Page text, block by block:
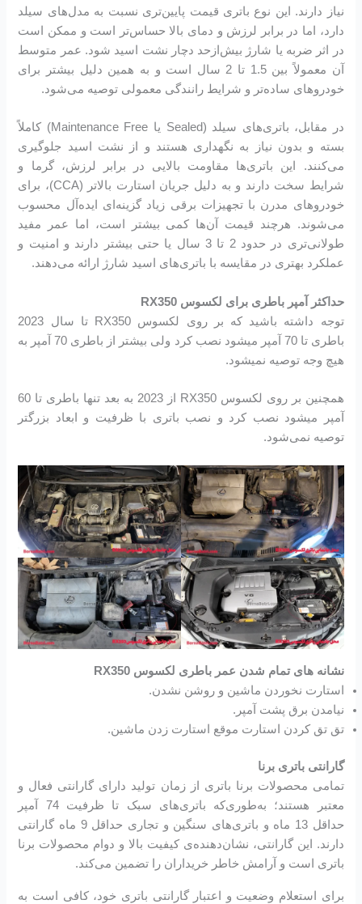
نیاز دارند. این نوع باتری قیمت پایین‌تری نسبت به مدل‌های سیلد
دارد، اما در برابر لرزش و دمای بالا حساس‌تر است و ممکن است
در اثر ضربه یا شارژ بیش‌ازحد دچار نشت اسید شود. عمر متوسط
آن معمولاً بین 1.5 تا 2 سال است و به همین دلیل بیشتر برای
خودروهای ساده‌تر و شرایط رانندگی معمولی توصیه می‌شود.
در مقابل، باتری‌های سیلد (Sealed یا Maintenance Free) کاملاً
بسته و بدون نیاز به نگهداری هستند و از نشت اسید جلوگیری
می‌کنند. این باتری‌ها مقاومت بالایی در برابر لرزش، گرما و
شرایط سخت دارند و به دلیل جریان استارت بالاتر (CCA)، برای
خودروهای مدرن با تجهیزات برقی زیاد گزینه‌ای ایده‌آل محسوب
می‌شوند. هرچند قیمت آن‌ها کمی بیشتر است، اما عمر مفید
طولانی‌تری در حدود 2 تا 3 سال یا حتی بیشتر دارند و امنیت و
عملکرد بهتری در مقایسه با باتری‌های اسید شارژ ارائه می‌دهند.
حداکثر آمپر باطری برای لکسوس RX350
توجه داشته باشید که بر روی لکسوس RX350 تا سال 2023
باطری تا 70 آمپر میشود نصب کرد ولی بیشتر از باطری 70 آمپر به
هیچ وجه توصیه نمیشود.
همچنین بر روی لکسوس RX350 از 2023 به بعد تنها باطری تا 60
آمپر میشود نصب کرد و نصب باتری با ظرفیت و ابعاد بزرگتر
توصیه نمی‌شود.
نشانه های تمام شدن عمر باطری لکسوس RX350
استارت نخوردن ماشین و روشن نشدن.
نیامدن برق پشت آمپر.
تق تق کردن استارت موقع استارت زدن ماشین.
گارانتی باتری برنا
تمامی محصولات برنا باتری از زمان تولید دارای گارانتی فعال و
معتبر هستند؛ به‌طوری‌که باتری‌های سبک تا ظرفیت 74 آمپر
حداقل 13 ماه و باتری‌های سنگین و تجاری حداقل 9 ماه گارانتی
دارند. این گارانتی، نشان‌دهنده‌ی کیفیت بالا و دوام محصولات برنا
باتری است و آرامش خاطر خریداران را تضمین می‌کند.
برای استعلام وضعیت و اعتبار گارانتی باتری خود، کافی است به